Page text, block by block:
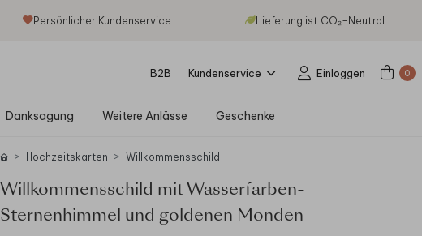
Persönlicher Kundenservice Lieferung ist CO₂-Neutral
B2B Kundenservice Einloggen 0
Danksagung Weitere Anlässe Geschenke
Hochzeitskarten Willkommensschild
Willkommensschild mit Wasserfarben-
Sternenhimmel und goldenen Monden